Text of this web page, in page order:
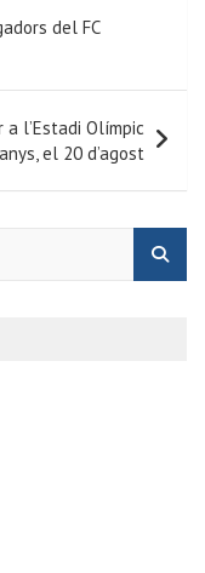
del FC
l’Estadi Olímpic
el 20 d’agost